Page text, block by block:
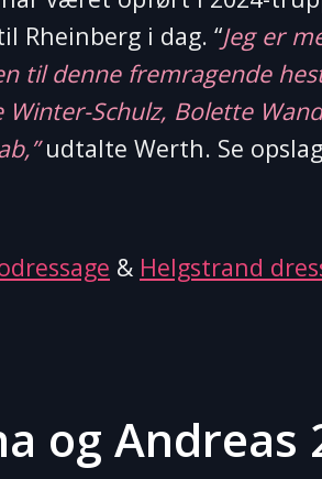
Rheinberg i dag. “Jeg er
til denne fremragende
Winter-Schulz, Bolette
udtalte Werth. Se
& Helgstrand
og Andreas